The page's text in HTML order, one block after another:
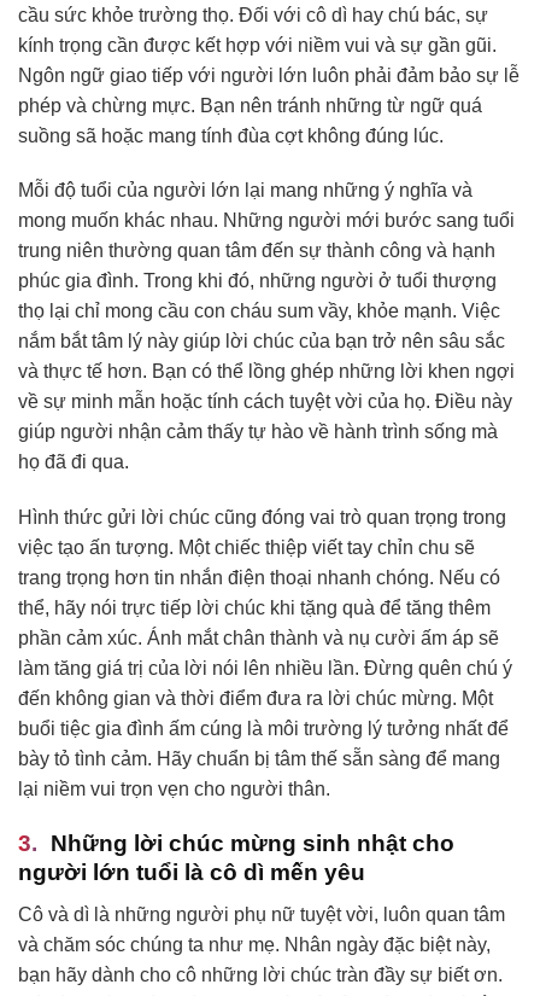
cầu sức khỏe trường thọ. Đối với cô dì hay chú bác, sự
kính trọng cần được kết hợp với niềm vui và sự gần gũi.
Ngôn ngữ giao tiếp với người lớn luôn phải đảm bảo sự lễ
phép và chừng mực. Bạn nên tránh những từ ngữ quá
suồng sã hoặc mang tính đùa cợt không đúng lúc.
Mỗi độ tuổi của người lớn lại mang những ý nghĩa và
mong muốn khác nhau. Những người mới bước sang tuổi
trung niên thường quan tâm đến sự thành công và hạnh
phúc gia đình. Trong khi đó, những người ở tuổi thượng
thọ lại chỉ mong cầu con cháu sum vầy, khỏe mạnh. Việc
nắm bắt tâm lý này giúp lời chúc của bạn trở nên sâu sắc
và thực tế hơn. Bạn có thể lồng ghép những lời khen ngợi
về sự minh mẫn hoặc tính cách tuyệt vời của họ. Điều này
giúp người nhận cảm thấy tự hào về hành trình sống mà
họ đã đi qua.
Hình thức gửi lời chúc cũng đóng vai trò quan trọng trong
việc tạo ấn tượng. Một chiếc thiệp viết tay chỉn chu sẽ
trang trọng hơn tin nhắn điện thoại nhanh chóng. Nếu có
thể, hãy nói trực tiếp lời chúc khi tặng quà để tăng thêm
phần cảm xúc. Ánh mắt chân thành và nụ cười ấm áp sẽ
làm tăng giá trị của lời nói lên nhiều lần. Đừng quên chú ý
đến không gian và thời điểm đưa ra lời chúc mừng. Một
buổi tiệc gia đình ấm cúng là môi trường lý tưởng nhất để
bày tỏ tình cảm. Hãy chuẩn bị tâm thế sẵn sàng để mang
lại niềm vui trọn vẹn cho người thân.
Những lời chúc mừng sinh nhật cho
người lớn tuổi là cô dì mến yêu
Cô và dì là những người phụ nữ tuyệt vời, luôn quan tâm
và chăm sóc chúng ta như mẹ. Nhân ngày đặc biệt này,
bạn hãy dành cho cô những lời chúc tràn đầy sự biết ơn.